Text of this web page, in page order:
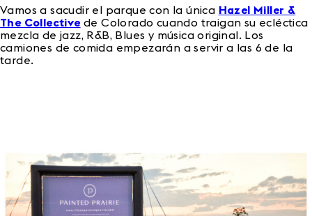
Vamos a sacudir el parque con la única Hazel Miller &
The Collective de Colorado cuando traigan su ecléctica
mezcla de jazz, R&B, Blues y música original. Los
camiones de comida empezarán a servir a las 6 de la
tarde.